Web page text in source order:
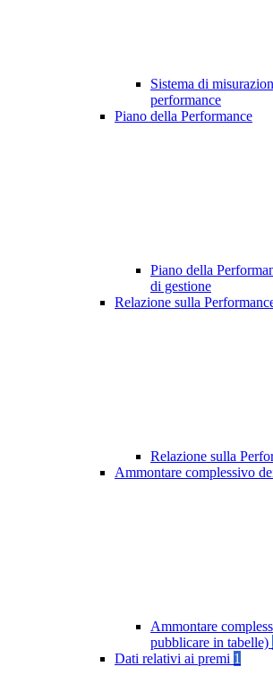
Sistema di
performance
Piano della Performance
Piano della
di gestione
Relazione sulla
Relazione sulla
Ammontare complessivo
Ammontare
pubblicare in tabelle)
Dati relativi ai premi 1